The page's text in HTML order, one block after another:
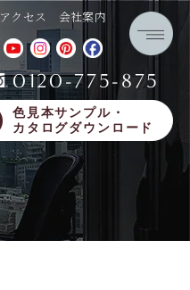
アクセス 会社案内
0120-775-875
色見本サンプル・
カタログダウンロード